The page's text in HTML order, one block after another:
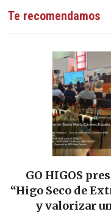
Te recomendamos
Las Tierras de
alianza
para